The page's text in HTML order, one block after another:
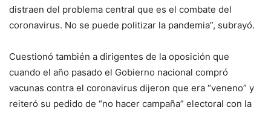
distraen del problema central que es el combate del
coronavirus. No se puede politizar la pandemia”, subrayó.
Cuestionó también a dirigentes de la oposición que
cuando el año pasado el Gobierno nacional compró
vacunas contra el coronavirus dijeron que era “veneno” y
reiteró su pedido de “no hacer campaña” electoral con la